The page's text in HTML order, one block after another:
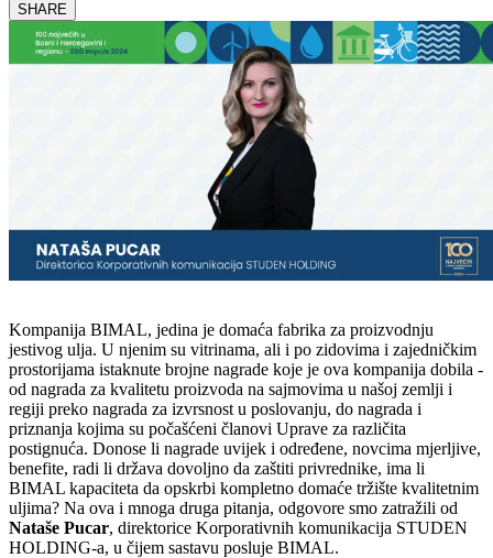
SHARE
Kompanija BIMAL, jedina je domaća fabrika za proizvodnju
jestivog ulja. U njenim su vitrinama, ali i po zidovima i zajedničkim
prostorijama istaknute brojne nagrade koje je ova kompanija dobila -
od nagrada za kvalitetu proizvoda na sajmovima u našoj zemlji i
regiji preko nagrada za izvrsnost u poslovanju, do nagrada i
priznanja kojima su počašćeni članovi Uprave za različita
postignuća. Donose li nagrade uvijek i određene, novcima mjerljive,
benefite, radi li država dovoljno da zaštiti privrednike, ima li
BIMAL kapaciteta da opskrbi kompletno domaće tržište kvalitetnim
uljima? Na ova i mnoga druga pitanja, odgovore smo zatražili od
Nataše Pucar, direktorice Korporativnih komunikacija STUDEN
HOLDING-a, u čijem sastavu posluje BIMAL.